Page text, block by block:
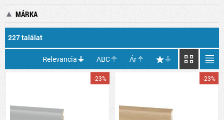
MÁRKA
227 találat
Relevancia ABC Ár
-23% -23%